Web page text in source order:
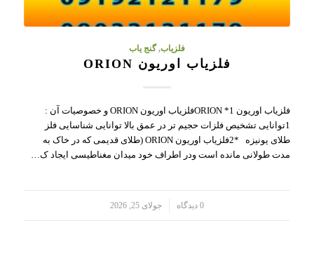
فلزیاب, گنج یاب
فلزیاب اوریون ORION
فلزیاب اوریون ORION *1فلزیاب اوریون ORION و خصوصیات آن :
1توانایی تشخیص فلزات حجیم تر در عمق بالا توانایی شناسایی فلز
طلای یونیزه *2فلزیاب اوریون ORION (طلای قدیمی که در خاک به
مدت طولانی مانده است ودر اطراف خود میدان مغناطیسی ایجاد ک…
0 دیدگاه جولای 25, 2026